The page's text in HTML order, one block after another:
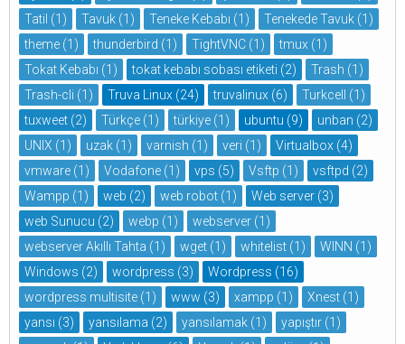
Tatil (1) Tavuk (1) Teneke Kebabı (1) Tenekede Tavuk (1)
theme (1) thunderbird (1) TightVNC (1) tmux (1)
Tokat Kebabı (1) tokat kebabı sobası etiketi (2) Trash (1)
Trash-cli (1) Truva Linux (24) truvalinux (6) Turkcell (1)
tuxweet (2) Türkçe (1) türkiye (1) ubuntu (9) unban (2)
UNIX (1) uzak (1) varnish (1) veri (1) Virtualbox (4)
vmware (1) Vodafone (1) vps (5) Vsftp (1) vsftpd (2)
Wampp (1) web (2) web robot (1) Web server (3)
web Sunucu (2) webp (1) webserver (1)
webserver Akıllı Tahta (1) wget (1) whitelist (1) WINN (1)
Windows (2) wordpress (3) Wordpress (16)
wordpress multisite (1) www (3) xampp (1) Xnest (1)
yansı (3) yansılama (2) yansılamak (1) yapıştır (1)